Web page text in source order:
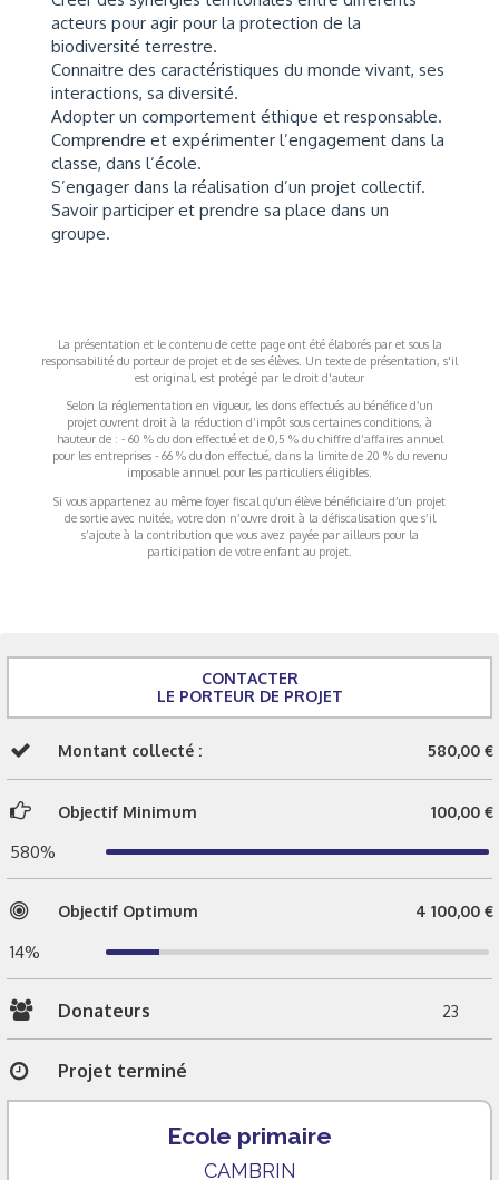
acteurs pour agir pour la protection de la
biodiversité terrestre.
Connaitre des caractéristiques du monde vivant, ses
interactions, sa diversité.
Adopter un comportement éthique et responsable.
Comprendre et expérimenter l’engagement dans la
classe, dans l’école.
S’engager dans la réalisation d’un projet collectif.
Savoir participer et prendre sa place dans un
groupe.
La présentation et le contenu de cette page ont été élaborés par et sous la
responsabilité du porteur de projet et de ses élèves. Un texte de présentation, s'il
est original, est protégé par le droit d'auteur
Selon la réglementation en vigueur, les dons effectués au bénéfice d’un
projet ouvrent droit à la réduction d’impôt sous certaines conditions, à
hauteur de : - 60 % du don effectué et de 0,5 % du chiffre d’affaires annuel
pour les entreprises - 66 % du don effectué, dans la limite de 20 % du revenu
imposable annuel pour les particuliers éligibles.
Si vous appartenez au même foyer fiscal qu’un élève bénéficiaire d’un projet
de sortie avec nuitée, votre don n’ouvre droit à la défiscalisation que s’il
s’ajoute à la contribution que vous avez payée par ailleurs pour la
participation de votre enfant au projet.
CONTACTER
LE PORTEUR DE PROJET
Montant collecté : 580,00 €
Objectif Minimum 100,00 €
580%
Objectif Optimum 4 100,00 €
14%
Donateurs 23
Projet terminé
Ecole primaire
CAMBRIN